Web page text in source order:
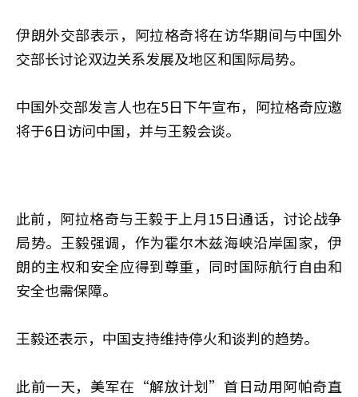
伊朗外交部表示，阿拉格奇将在访华期间与中国外
交部长讨论双边关系发展及地区和国际局势。
中国外交部发言人也在5日下午宣布，阿拉格奇应邀
将于6日访问中国，并与王毅会谈。
此前，阿拉格奇与王毅于上月15日通话，讨论战争
局势。王毅强调，作为霍尔木兹海峡沿岸国家，伊
朗的主权和安全应得到尊重，同时国际航行自由和
安全也需保障。
王毅还表示，中国支持维持停火和谈判的趋势。
此前一天，美军在“解放计划”首日动用阿帕奇直